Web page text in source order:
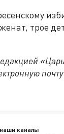
трое
почту
каналы